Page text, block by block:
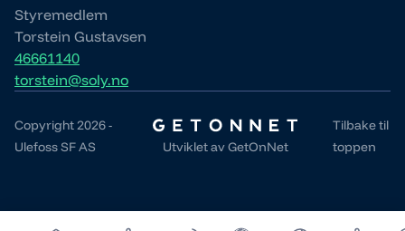
Styremedlem
Torstein Gustavsen
46661140
torstein@soly.no
Copyright 2026 -
Ulefoss SF AS
Utviklet avGetOnNet
Tilbake til
toppen